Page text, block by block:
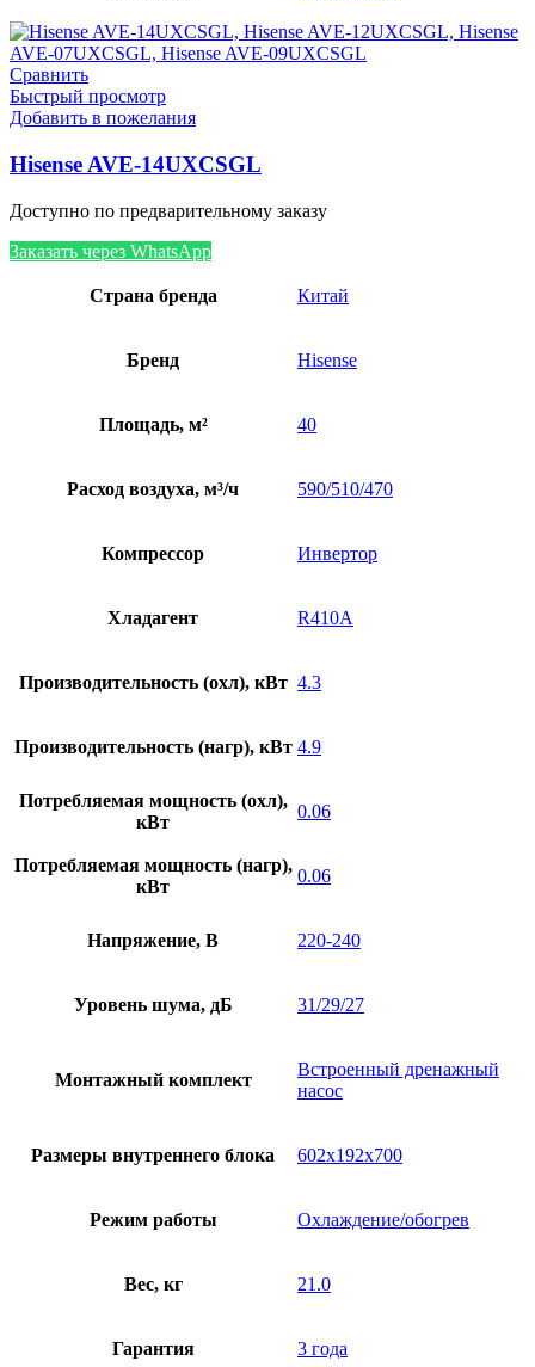
Сравнить
Быстрый просмотр
Добавить в пожелания
Hisense AVE-14UXCSGL
Доступно по предварительному заказу
Заказать через WhatsApp
Страна бренда Китай
Бренд Hisense
Площадь, м² 40
Расход воздуха, м³/ч 590/510/470
Компрессор Инвертор
Хладагент R410A
Производительность (охл), кВт 4.3
Производительность (нагр), кВт 4.9
Потребляемая мощность (охл),
кВт
0.06
Потребляемая мощность (нагр),
кВт
0.06
Напряжение, В 220-240
Уровень шума, дБ 31/29/27
Монтажный комплект
Встроенный дренажный
насос
Размеры внутреннего блока 602х192х700
Режим работы Охлаждение/обогрев
Вес, кг 21.0
Гарантия 3 года